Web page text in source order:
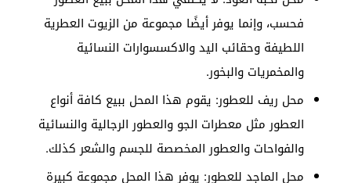
فحسب، وإنما يوفر أيضًا مجموعة من الزيوت العطرية
اللطيفة وحقائب اليد والاكسسوارات النسائية
والمخمريات والبخور.
محل ريف للعطور: يقوم هذا المحل ببيع كافة أنواع
العطور مثل معطرات الجو والعطور الرجالية والنسائية
والفواحات والعطور المخصصة للجسم والشعر كذلك.
محل الماجد للعطور: يوفر هذا المحل مجموعة كبيرة